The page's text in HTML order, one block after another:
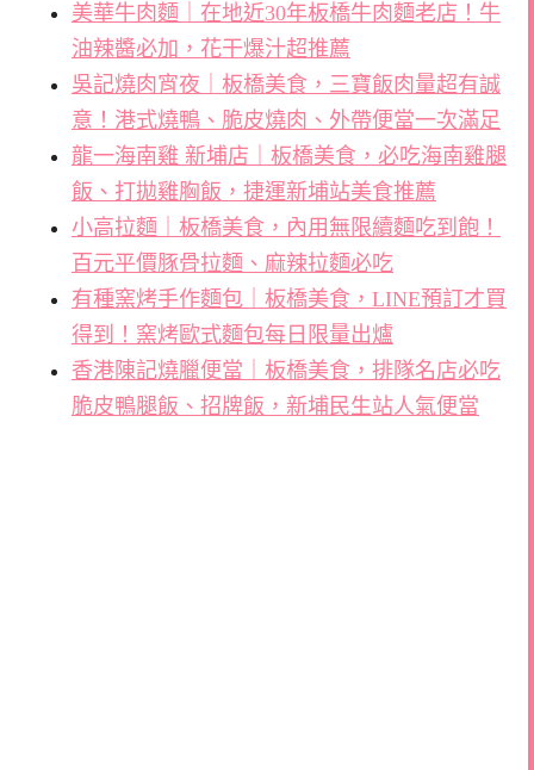
美華牛肉麵｜在地近30年板橋牛肉麵老店！牛
油辣醬必加，花干爆汁超推薦
吳記燒肉宵夜｜板橋美食，三寶飯肉量超有誠
意！港式燒鴨、脆皮燒肉、外帶便當一次滿足
龍一海南雞 新埔店｜板橋美食，必吃海南雞腿
飯、打拋雞胸飯，捷運新埔站美食推薦
小高拉麵｜板橋美食，內用無限續麵吃到飽！
百元平價豚骨拉麵、麻辣拉麵必吃
有種窯烤手作麵包｜板橋美食，LINE預訂才買
得到！窯烤歐式麵包每日限量出爐
香港陳記燒臘便當｜板橋美食，排隊名店必吃
脆皮鴨腿飯、招牌飯，新埔民生站人氣便當